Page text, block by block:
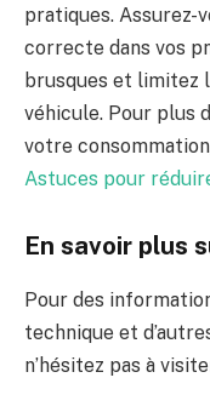
pratiques. Assurez-
correcte dans vos
brusques et limitez
véhicule. Pour plus
votre
Astuces pour
En savoir plus
Pour des
technique et
n’hésitez pas à